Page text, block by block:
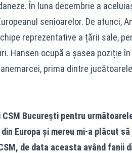
În luna decembrie a
senioarelor. De atunci,
reprezentative a țării sale,
Hansen ocupă a șasea poziție
prima dintre
București pentru
Europa și mereu mi-a plăcut
de data aceasta având fanii